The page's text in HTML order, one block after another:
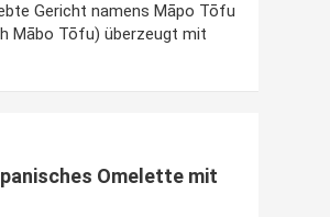
Gericht namens Māpo Tōfu
Mābo Tōfu) überzeugt mit
Omelette mit